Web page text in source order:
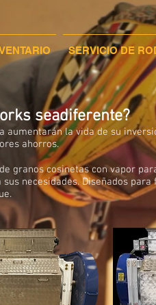
SERVICIO DE
seadiferente?
aumentarán la vida de su
ahorros.
granos cosinetas con vapor
necesidades. Diseñados